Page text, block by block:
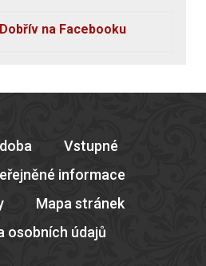
na Facebooku
Vstupné
informace
Mapa stránek
osobních údajů